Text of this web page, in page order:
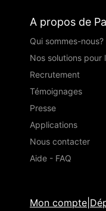
A propos de
Qui sommes-nous?
Nos solutions pour
Recrutement
Témoignages
Presse
Applications
Nous contacter
Aide - FAQ
Mon compte